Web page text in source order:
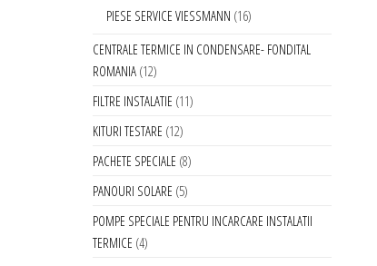
PIESE SERVICE VIESSMANN 16
CENTRALE TERMICE IN CONDENSARE- FONDITAL
ROMANIA 12
FILTRE INSTALATIE 11
KITURI TESTARE 12
PACHETE SPECIALE 8
PANOURI SOLARE 5
POMPE SPECIALE PENTRU INCARCARE INSTALATII
TERMICE 4